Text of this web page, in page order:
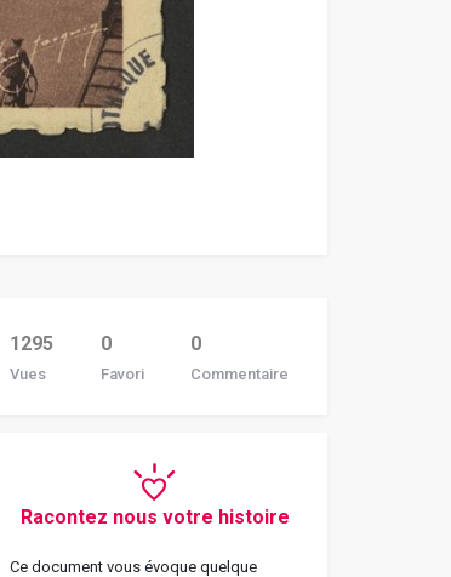
1295
Vues
0
Favori
0
Commentaire
Racontez nous votre histoire
Ce document vous évoque quelque